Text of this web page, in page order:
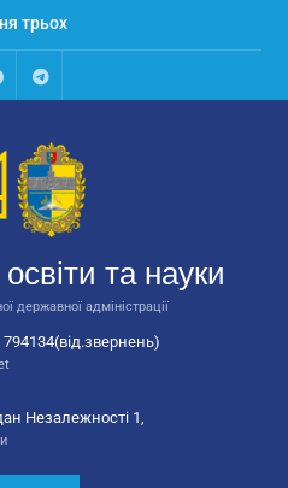
трьох
Talegram
та науки
державної адміністрації
Незалежності 1,